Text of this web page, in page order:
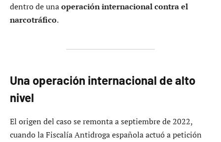
dentro de unaoperación internacional contra el
narcotráfico.
Una operación internacional de alto
nivel
El origen del caso se remonta a septiembre de 2022,
cuando la Fiscalía Antidroga española actuó a petición